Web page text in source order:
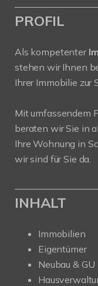
PROFIL
Als kompetenter
stehen wir Ihnen
Ihrer Immobilie zur
Mit umfassendem
beraten wir Sie in
Ihre Wohnung in
wir sind für Sie da.
INHALT
Immobilien
Eigentümer
Neubau & GU